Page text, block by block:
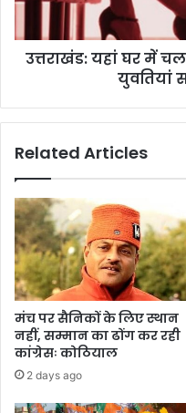
अ
र
ना
घ
हे
रै
के
ट
का
भं
डा
फो
ड़
3
यु
उत्तराखंड: यहां घर में
युवतियां
Related Articles
मंच पर सैनिकों के लिए स्थान
नहीं, सम्मान का ढोंग कर रही
कांग्रेसः कोठियाल
2 days ago